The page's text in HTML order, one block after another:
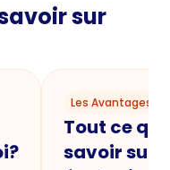
sur
Les Avantages
Tout ce
savoir sur